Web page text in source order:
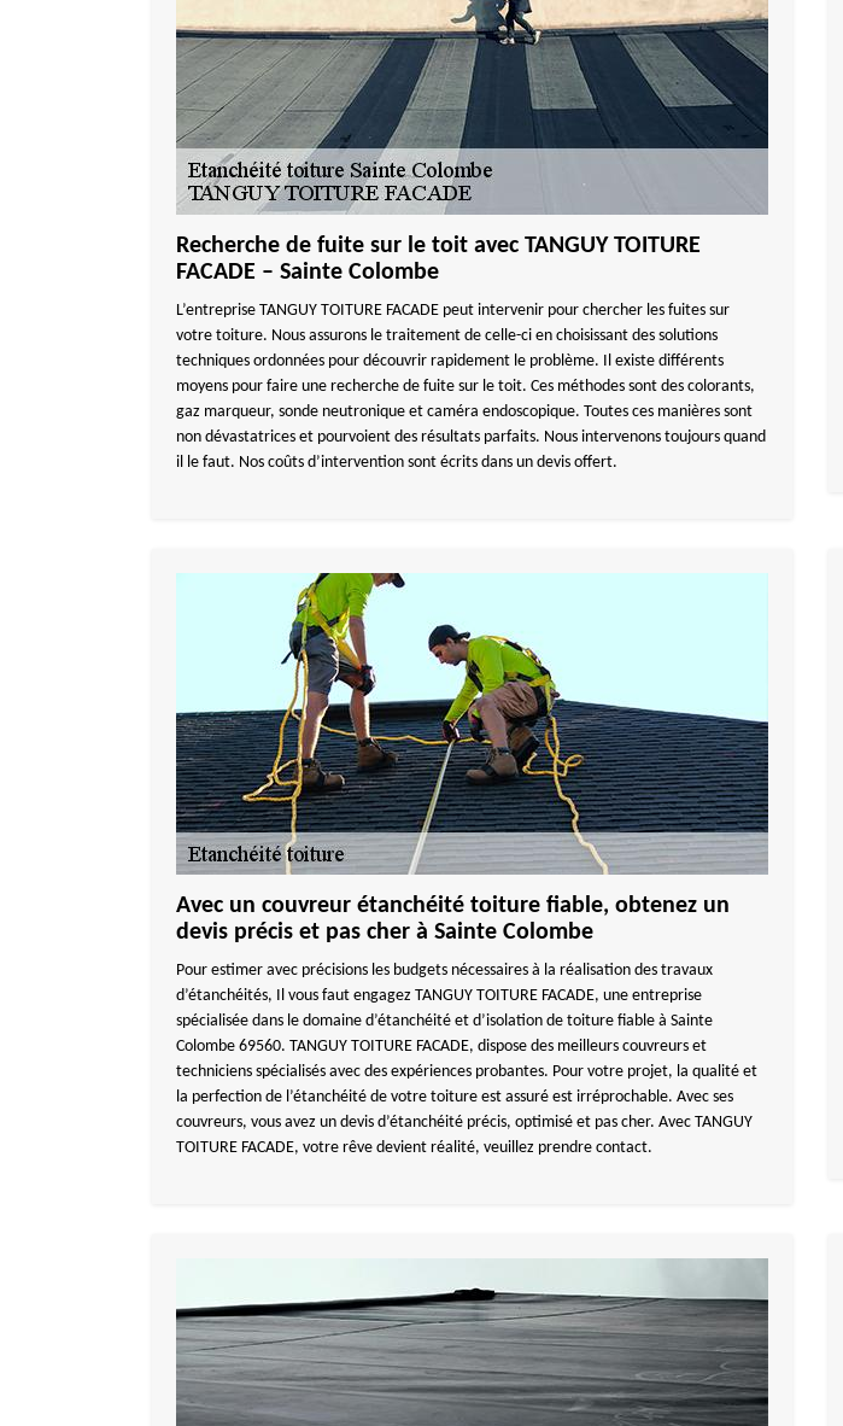
Recherche de fuite sur le toit avec TANGUY TOITURE
FACADE – Sainte Colombe
L’entreprise TANGUY TOITURE FACADE peut intervenir pour chercher les fuites sur
votre toiture. Nous assurons le traitement de celle-ci en choisissant des solutions
techniques ordonnées pour découvrir rapidement le problème. Il existe différents
moyens pour faire une recherche de fuite sur le toit. Ces méthodes sont des colorants,
gaz marqueur, sonde neutronique et caméra endoscopique. Toutes ces manières sont
non dévastatrices et pourvoient des résultats parfaits. Nous intervenons toujours quand
il le faut. Nos coûts d’intervention sont écrits dans un devis offert.
Avec un couvreur étanchéité toiture fiable, obtenez un
devis précis et pas cher à Sainte Colombe
Pour estimer avec précisions les budgets nécessaires à la réalisation des travaux
d’étanchéités, Il vous faut engagez TANGUY TOITURE FACADE, une entreprise
spécialisée dans le domaine d’étanchéité et d’isolation de toiture fiable à Sainte
Colombe 69560. TANGUY TOITURE FACADE, dispose des meilleurs couvreurs et
techniciens spécialisés avec des expériences probantes. Pour votre projet, la qualité et
la perfection de l’étanchéité de votre toiture est assuré est irréprochable. Avec ses
couvreurs, vous avez un devis d’étanchéité précis, optimisé et pas cher. Avec TANGUY
TOITURE FACADE, votre rêve devient réalité, veuillez prendre contact.